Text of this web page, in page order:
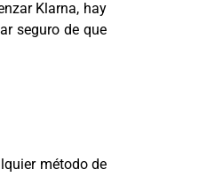
Klarna, hay
seguro de que
método de